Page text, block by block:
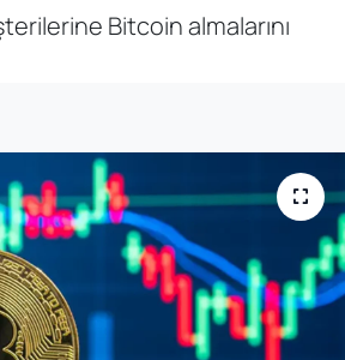
Bitcoin almalarını